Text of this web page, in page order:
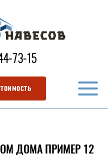
73-15
ДОМА ПРИМЕР 12